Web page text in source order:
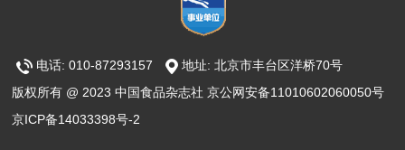
电话: 010-87293157
地址: 北京市丰台区洋桥70号
版权所有 @ 2023 中国食品杂志社 京公网安备11010602060050号
京ICP备14033398号-2